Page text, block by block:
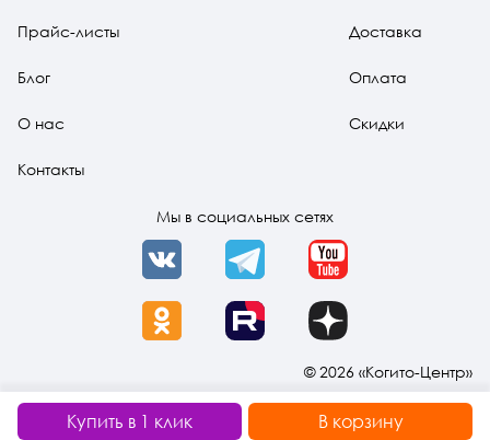
В корзину
Купить в 1 клик
Прайс-листы
Блог
О нас
Контакты
Доставка
Оплата
Скидки
Мы в социальных сетях
VK Telegram YouTube
OK Rutube Dzen
© 2026 «Когито-Центр»